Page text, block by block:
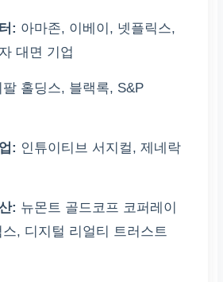
: 아마존, 이베이, 넷플릭스,
대면 기업
팔 홀딩스, 블랙록, S&P
: 인튜이티브 서지컬, 제네락
: 뉴몬트 골드코프 코퍼레이
, 디지털 리얼티 트러스트